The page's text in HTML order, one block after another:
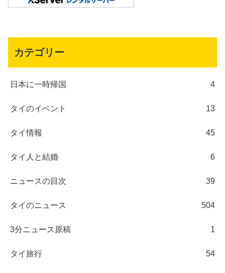
カテゴリー
日本に一時帰国 4
タイのイベント 13
タイ情報 45
タイ人と結婚 6
ニュースの目次 39
タイのニュース 504
3分ニュース原稿 1
タイ旅行 54